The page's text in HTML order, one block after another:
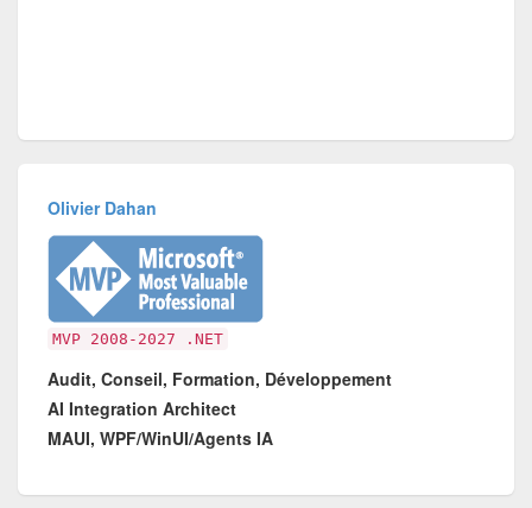
Olivier Dahan
MVP 2008-2027 .NET
Audit, Conseil, Formation, Développement
AI Integration Architect
MAUI, WPF/WinUI/Agents IA